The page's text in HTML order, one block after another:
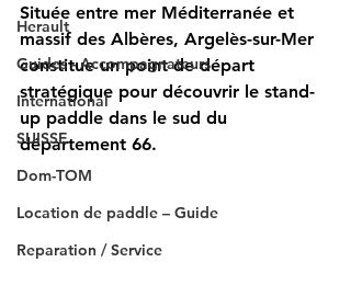
Herault
Guides - Accompagnateurs
International
SUISSE
Dom-TOM
Location de paddle – Guide
Reparation / Service
Située entre mer Méditerranée et
massif des Albères, Argelès-sur-Mer
constitue un point de départ
stratégique pour découvrir le stand-
up paddle dans le sud du
département 66.